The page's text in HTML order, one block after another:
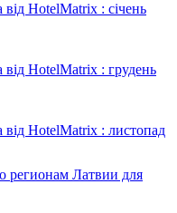
від HotelMatrix : січень
від HotelMatrix : грудень
від HotelMatrix : листопад
регионам Латвии для